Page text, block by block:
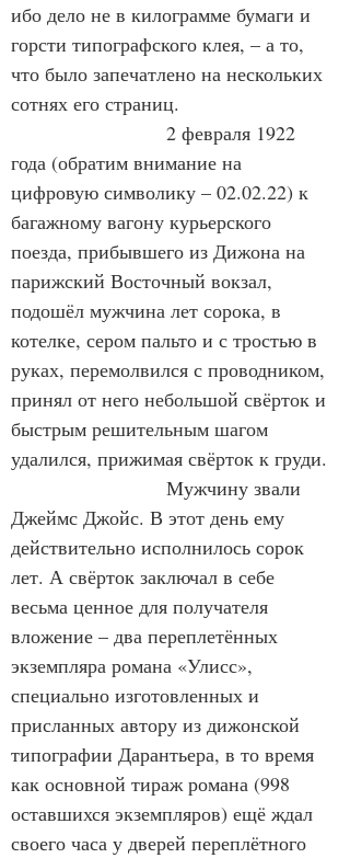
ибо дело не в килограмме бумаги и
горсти типографского клея, – а то,
что было запечатлено на нескольких
сотнях его страниц.
2 февраля 1922
года (обратим внимание на
цифровую символику – 02.02.22) к
багажному вагону курьерского
поезда, прибывшего из Дижона на
парижский Восточный вокзал,
подошёл мужчина лет сорока, в
котелке, сером пальто и с тростью в
руках, перемолвился с проводником,
принял от него небольшой свёрток и
быстрым решительным шагом
удалился, прижимая свёрток к груди.
Мужчину звали
Джеймс Джойс. В этот день ему
действительно исполнилось сорок
лет. А свёрток заключал в себе
весьма ценное для получателя
вложение – два переплетённых
экземпляра романа «Улисс»,
специально изготовленных и
присланных автору из дижонской
типографии Дарантьера, в то время
как основной тираж романа (998
оставшихся экземпляров) ещё ждал
своего часа у дверей переплётного